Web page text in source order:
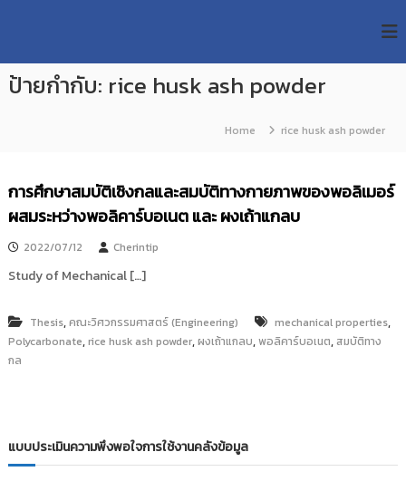
p
U
T
e
a
r
c
R
e
p
t
o
วิ
ท
ท
โ
ล
า
ช
ง
บุ
รี
ป้ายกำกับ: rice husk ash powder
Home rice husk ash powder
การศึกษาสมบัติเชิงกลและสมบัติทางกายภาพของพอลิเมอร์
ผสมระหว่างพอลิคาร์บอเนต และ ผงเถ้าแกลบ
2022/07/12 Cherintip
Study of Mechanical […]
Thesis,คณะวิศวกรรมศาสตร์ (Engineering) mechanical properties,
Polycarbonate,rice husk ash powder,ผงเถ้าแกลบ,พอลิคาร์บอเนต, สมบัติทาง
กล
แบบประเมินความพึงพอใจการใช้งานคลังข้อมูล